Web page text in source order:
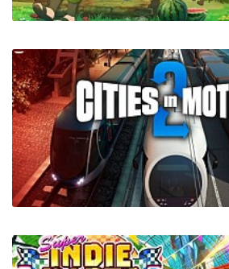
Doraemon Story of